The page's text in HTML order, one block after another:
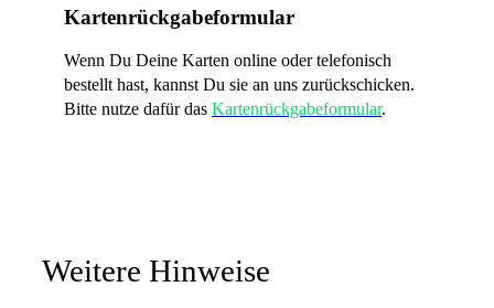
Kartenrückgabeformular
Wenn Du Deine Karten online oder telefonisch
bestellt hast, kannst Du sie an uns zurückschicken.
Bitte nutze dafür das Kartenrückgabeformular.
Weitere Hinweise